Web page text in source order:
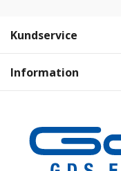
Kundservice
Information